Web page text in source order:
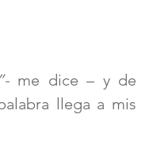
me dice – y de
llega a mis